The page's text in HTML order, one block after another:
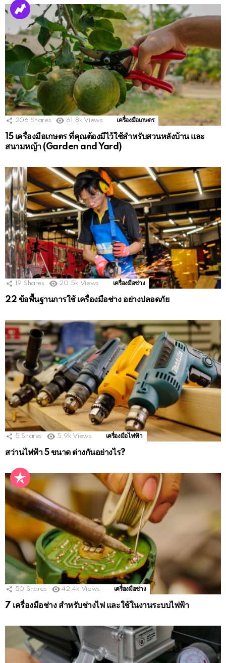
206 Shares 61.8k Views เครื่องมือเกษตร
15 เครื่องมือเกษตร ที่คุณต้องมีไว้ใช้สำหรับสวนหลังบ้าน และ
สนามหญ้า (Garden and Yard)
19 Shares 20.5k Views เครื่องมือช่าง
22 ข้อพื้นฐานการใช้ เครื่องมือช่าง อย่างปลอดภัย
5 Shares 5.9k Views เครื่องมือไฟฟ้า
สว่านไฟฟ้า 5 ขนาด ต่างกันอย่างไร?
50 Shares 42.4k Views เครื่องมือช่าง
7 เครื่องมือช่าง สำหรับช่างไฟ และใช้ในงานระบบไฟฟ้า